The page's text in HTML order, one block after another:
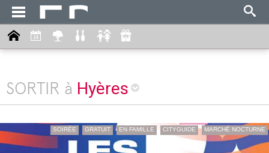
SORTIR à Hyères
SOIRÉE GRATUIT EN FAMILLE CITYGUIDE MARCHÉ NOCTURNE